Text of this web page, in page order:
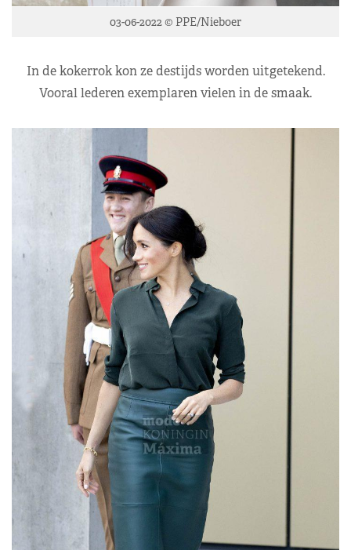
03-06-2022 © PPE/Nieboer
In de kokerrok kon ze destijds worden uitgetekend.
Vooral lederen exemplaren vielen in de smaak.